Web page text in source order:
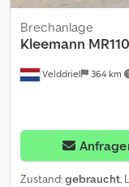
Velddriel 364 km
Brechanlage
Kleemann
Zustand:gebraucht,